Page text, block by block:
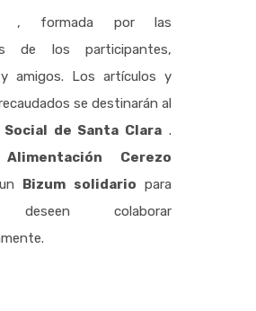
, formada por las
de los participantes,
y amigos. Los artículos y
se destinarán al
Social de Santa Clara .
Alimentación Cerezo
Bizum solidario para
deseen colaborar